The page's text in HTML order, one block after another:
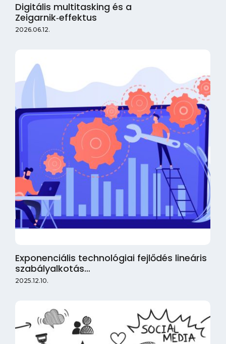
Digitális multitasking és a
Zeigarnik‑effektus
2026.06.12.
Exponenciális technológiai fejlődés lineáris
szabályalkotás…
2025.12.10.